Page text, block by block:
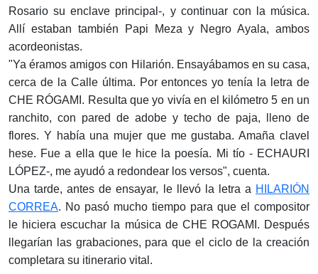
Rosario su enclave principal-, y continuar con la música.
Allí estaban también Papi Meza y Negro Ayala, ambos
acordeonistas.
"Ya éramos amigos con Hilarión. Ensayábamos en su casa,
cerca de la Calle última. Por entonces yo tenía la letra de
CHE RÓGAMI. Resulta que yo vivía en el kilómetro 5 en un
ranchito, con pared de adobe y techo de paja, lleno de
flores. Y había una mujer que me gustaba. Amaña clavel
hese. Fue a ella que le hice la poesía. Mi tío - ECHAURI
LÓPEZ-, me ayudó a redondear los versos", cuenta.
Una tarde, antes de ensayar, le llevó la letra a HILARIÓN
CORREA. No pasó mucho tiempo para que el compositor
le hiciera escuchar la música de CHE ROGAMI. Después
llegarían las grabaciones, para que el ciclo de la creación
completara su itinerario vital.